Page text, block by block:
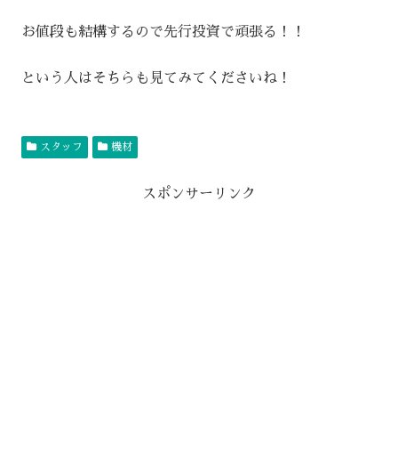
お値段も結構するので先行投資で頑張る！！
という人はそちらも見てみてくださいね！
スタッフ 機材
スポンサーリンク